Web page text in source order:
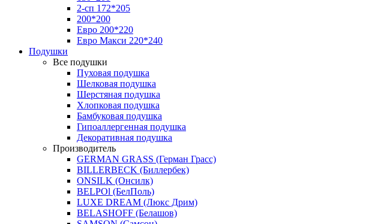
2-сп 172*205
200*200
Евро 200*220
Евро Макси 220*240
Подушки
Все подушки
Пуховая подушка
Шелковая подушка
Шерстяная подушка
Хлопковая подушка
Бамбуковая подушка
Гипоаллергенная подушка
Декоративная подушка
Производитель
GERMAN GRASS (Герман Грасс)
BILLERBECK (Биллербек)
ONSILK (Онсилк)
BELPOl (БелПоль)
LUXE DREAM (Люкс Дрим)
BELASHOFF (Белашов)